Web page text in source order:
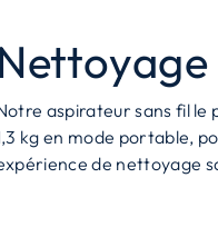
aspirateur sans fil le
kg en mode portable,
de nettoyage